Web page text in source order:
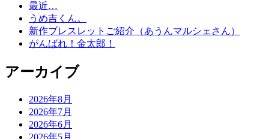
最近…
うめ吉くん。
新作ブレスレットご紹介（あうんマルシェさん）
がんばれ！金太郎！
アーカイブ
2026年8月
2026年7月
2026年6月